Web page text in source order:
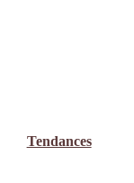
Tendances